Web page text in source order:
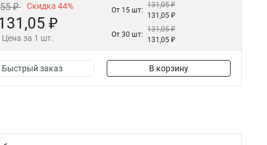
₽ Скидка 44%
₽
Цена за 1 шт.
От 15 шт:
131,05 ₽
131,05 ₽
От 30 шт:
131,05 ₽
131,05 ₽
Быстрый заказ В корзину